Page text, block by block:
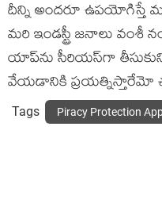
దీన్ని అందరూ ఉపయోగిస్తే
మరి ఇండస్ట్రీ జనాలు
యాప్‌ను సీరియస్‌గా
వేయడానికి ప్రయత్నిస్తారేమో
Tags Piracy Protection